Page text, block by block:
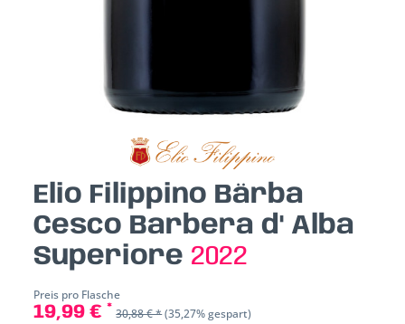
Elio Filippino Bärba
Cesco Barbera d' Alba
Superiore 2022
Preis pro Flasche
19,99 € * 30,88 € *(35,27% gespart)